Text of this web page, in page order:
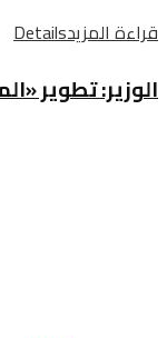
قراءة المزيدDetails
الوزير: تطوير